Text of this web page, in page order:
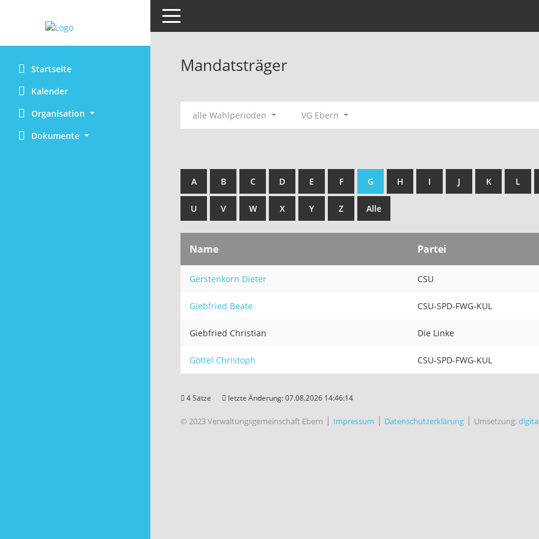
Startseite
Kalender
Organisation
Dokumente
Toggle navigation
Mandatsträger
alle Wahlperioden VG Ebern
A B C D E F G H I J K L
U V W X Y Z Alle
Name Partei
Gerstenkorn Dieter CSU
Giebfried Beate CSU-SPD-FWG-KUL
Giebfried Christian Die Linke
Göttel Christoph CSU-SPD-FWG-KUL
4 Sätze letzte Änderung: 07.08.2026 14:46:14
© 2023 Verwaltungsgemeinschaft Ebern Impressum Datenschutzerklärung Umsetzung: